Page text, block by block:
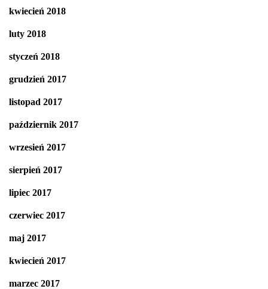
kwiecień 2018
luty 2018
styczeń 2018
grudzień 2017
listopad 2017
październik 2017
wrzesień 2017
sierpień 2017
lipiec 2017
czerwiec 2017
maj 2017
kwiecień 2017
marzec 2017